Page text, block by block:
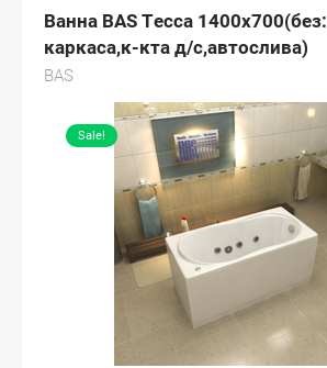
Ванна BAS Тесса 1400х700(без:
каркаса,к-кта д/с,автослива)
BAS
Sale!